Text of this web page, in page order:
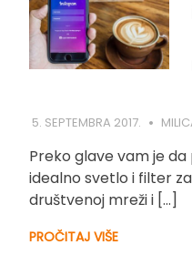
5. SEPTEMBRA 2017.
Preko glave vam je
idealno svetlo i filter
društvenoj mreži i […]
PROČITAJ VIŠE